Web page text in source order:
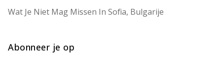
Wat Je Niet Mag Missen In Sofia, Bulgarije
Abonneer je op